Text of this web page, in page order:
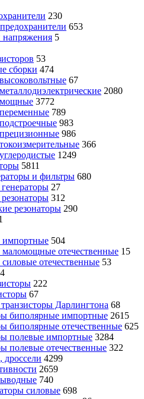
230
653
напряжения 5
53
сборки 474
67
2080
мощные 3772
789
983
986
366
1249
5811
и фильтры 680
27
312
резонаторы 290
импортные 504
отечественные 15
отечественные 53
222
67
Дарлингтона 68
биполярные импортные 2615
биполярные отечественные 625
полевые импортные 3284
полевые отечественные 322
дроссели 4299
2659
740
силовые 698